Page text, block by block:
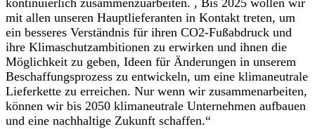
kontinuierlich zusammenzuarbeiten. , Bis 2025 wollen wir
mit allen unseren Hauptlieferanten in Kontakt treten, um
ein besseres Verständnis für ihren CO2-Fußabdruck und
ihre Klimaschutzambitionen zu erwirken und ihnen die
Möglichkeit zu geben, Ideen für Änderungen in unserem
Beschaffungsprozess zu entwickeln, um eine klimaneutrale
Lieferkette zu erreichen. Nur wenn wir zusammenarbeiten,
können wir bis 2050 klimaneutrale Unternehmen aufbauen
und eine nachhaltige Zukunft schaffen.“